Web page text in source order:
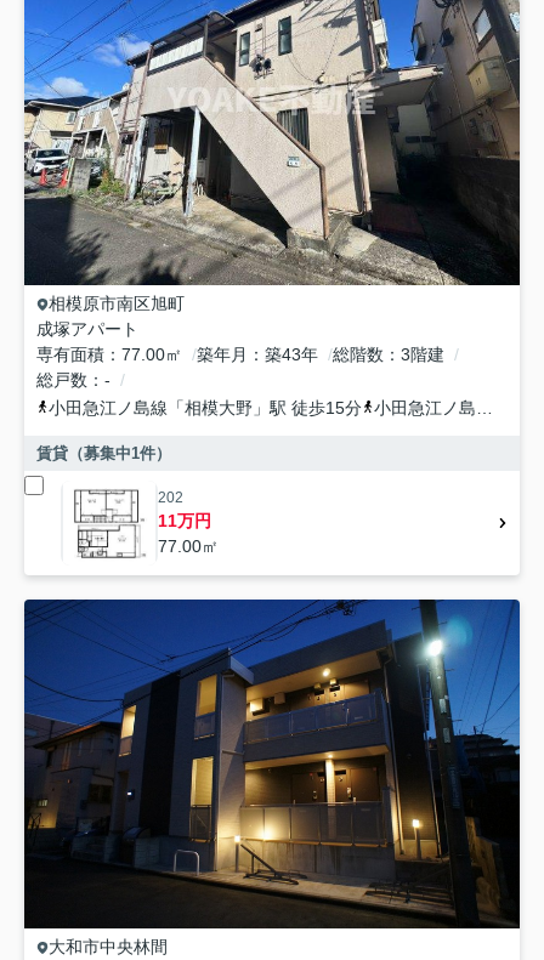
相模原市南区旭町
成塚アパート
専有面積
77.00㎡ 築年月 築43年 総階数
3階建
総戸数
-
小田急江ノ島線 「相模大野 」駅 徒歩15分 小田急江ノ島線
賃貸（募集中1件）
202
11万円
77.00㎡
大和市中央林間